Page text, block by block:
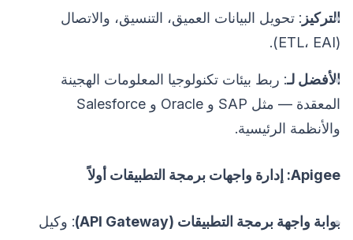
التركيز : تحويل البيانات العميق، التنسيق، والاتصال
(ETL، EAI).
الأفضل لـ: ربط بيئات تكنولوجيا المعلومات الهجينة
المعقدة — مثل SAP و Oracle و Salesforce
والأنظمة الرئيسية.
Apigee: إدارة واجهات برمجة التطبيقات أولاً
بوابة واجهة برمجة التطبيقات (API Gateway)
: وكيل